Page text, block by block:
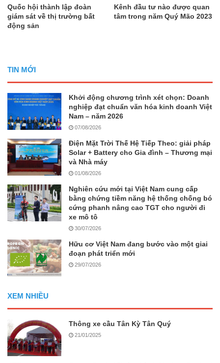
Quốc hội thành lập đoàn
giám sát về thị trường bất
động sản
Kênh đầu tư nào được quan
tâm trong năm Quý Mão 2023
TIN MỚI
Khởi động chương trình xét chọn: Doanh
nghiệp đạt chuẩn văn hóa kinh doanh Việt
Nam – năm 2026
07/08/2026
Điện Mặt Trời Thế Hệ Tiếp Theo: giải pháp
Solar + Battery cho Gia đình – Thương mại
và Nhà máy
01/08/2026
Nghiên cứu mới tại Việt Nam cung cấp
bằng chứng tiềm năng hệ thống chống bó
cứng phanh nâng cao TGT cho người đi
xe mô tô
30/07/2026
Hữu cơ Việt Nam đang bước vào một giai
đoạn phát triển mới
29/07/2026
XEM NHIỀU
Thông xe cầu Tân Kỳ Tân Quý
21/01/2025